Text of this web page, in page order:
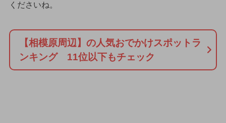
くださいね。
【相模原周辺】の人気おでかけスポットラ
ンキング 11位以下もチェック